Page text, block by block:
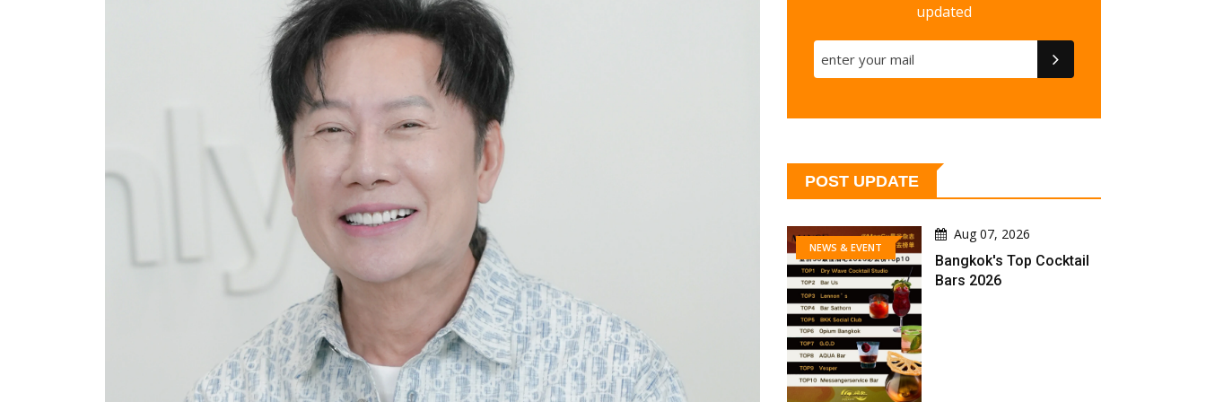
updated
POST UPDATE
NEWS & EVENT
Aug 07, 2026
Bangkok's Top Cocktail
Bars 2026